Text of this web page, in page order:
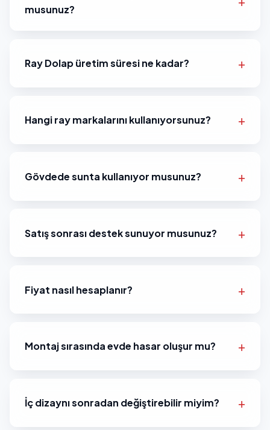
musunuz?
Ray Dolap üretim süresi ne kadar?
Hangi ray markalarını kullanıyorsunuz?
Gövdede sunta kullanıyor musunuz?
Satış sonrası destek sunuyor musunuz?
Fiyat nasıl hesaplanır?
Montaj sırasında evde hasar oluşur mu?
İç dizaynı sonradan değiştirebilir miyim?